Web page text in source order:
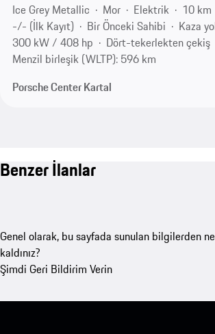
Ice Grey Metallic
Mor Elektrik
10 km
-/- (İlk Kayıt)
Bir Önceki Sahibi
Kaza
300 kW / 408 hp
Dört-tekerlekten çekiş
Menzil birleşik (WLTP): 596 km
Porsche Center Kartal
Benzer İlanlar
Genel olarak, bu sayfada sunulan bilgilerden
kaldınız?
Şimdi Geri Bildirim Verin